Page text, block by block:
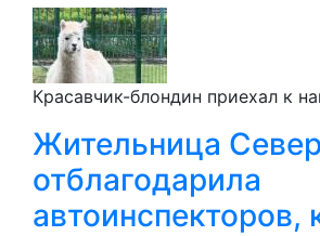
Красавчик-блондин приехал к
Жительница
отблагодарила
автоинспекторов,